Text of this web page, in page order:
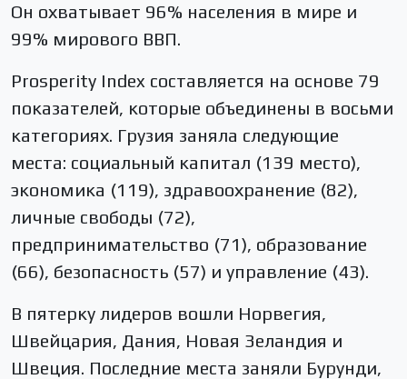
Он охватывает 96% населения в мире и
99% мирового ВВП.
Prosperity Index составляется на основе 79
показателей, которые объединены в восьми
категориях. Грузия заняла следующие
места: социальный капитал (139 место),
экономика (119), здравоохранение (82),
личные свободы (72),
предпринимательство (71), образование
(66), безопасность (57) и управление (43).
В пятерку лидеров вошли Норвегия,
Швейцария, Дания, Новая Зеландия и
Швеция. Последние места заняли Бурунди,